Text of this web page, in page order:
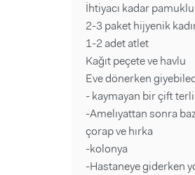
İhtiyacı kadar
2-3 paket hijyenik
1-2 adet atlet
Kağıt peçete ve havlu
Eve dönerken
- kaymayan bir çift
-Amelıyattan sonra
çorap ve hırka
-kolonya
-Hastaneye giderken